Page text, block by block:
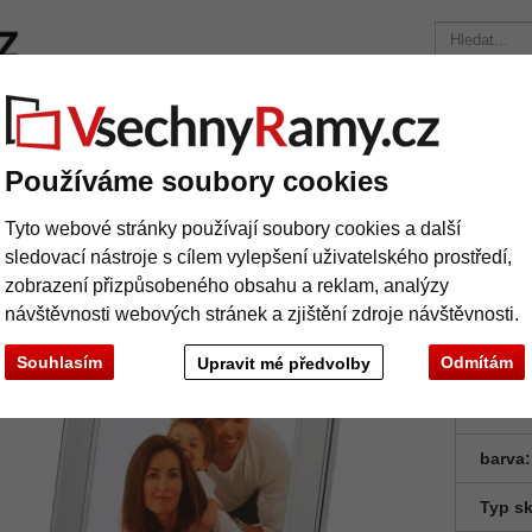
Používáme soubory cookies
Tyto webové stránky používají soubory cookies a další
sledovací nástroje s cílem vylepšení uživatelského prostředí,
zobrazení přizpůsobeného obsahu a reklam, analýzy
návštěvnosti webových stránek a zjištění zdroje návštěvnosti.
Souhlasím Odmítám
Upravit mé předvolby
Rámy na míru Pasparty
Přepravní náklady 390 Kč +49 30 235 949 085
fotorámeček Jazz
fotorámeček Jazz
barva:
Typ